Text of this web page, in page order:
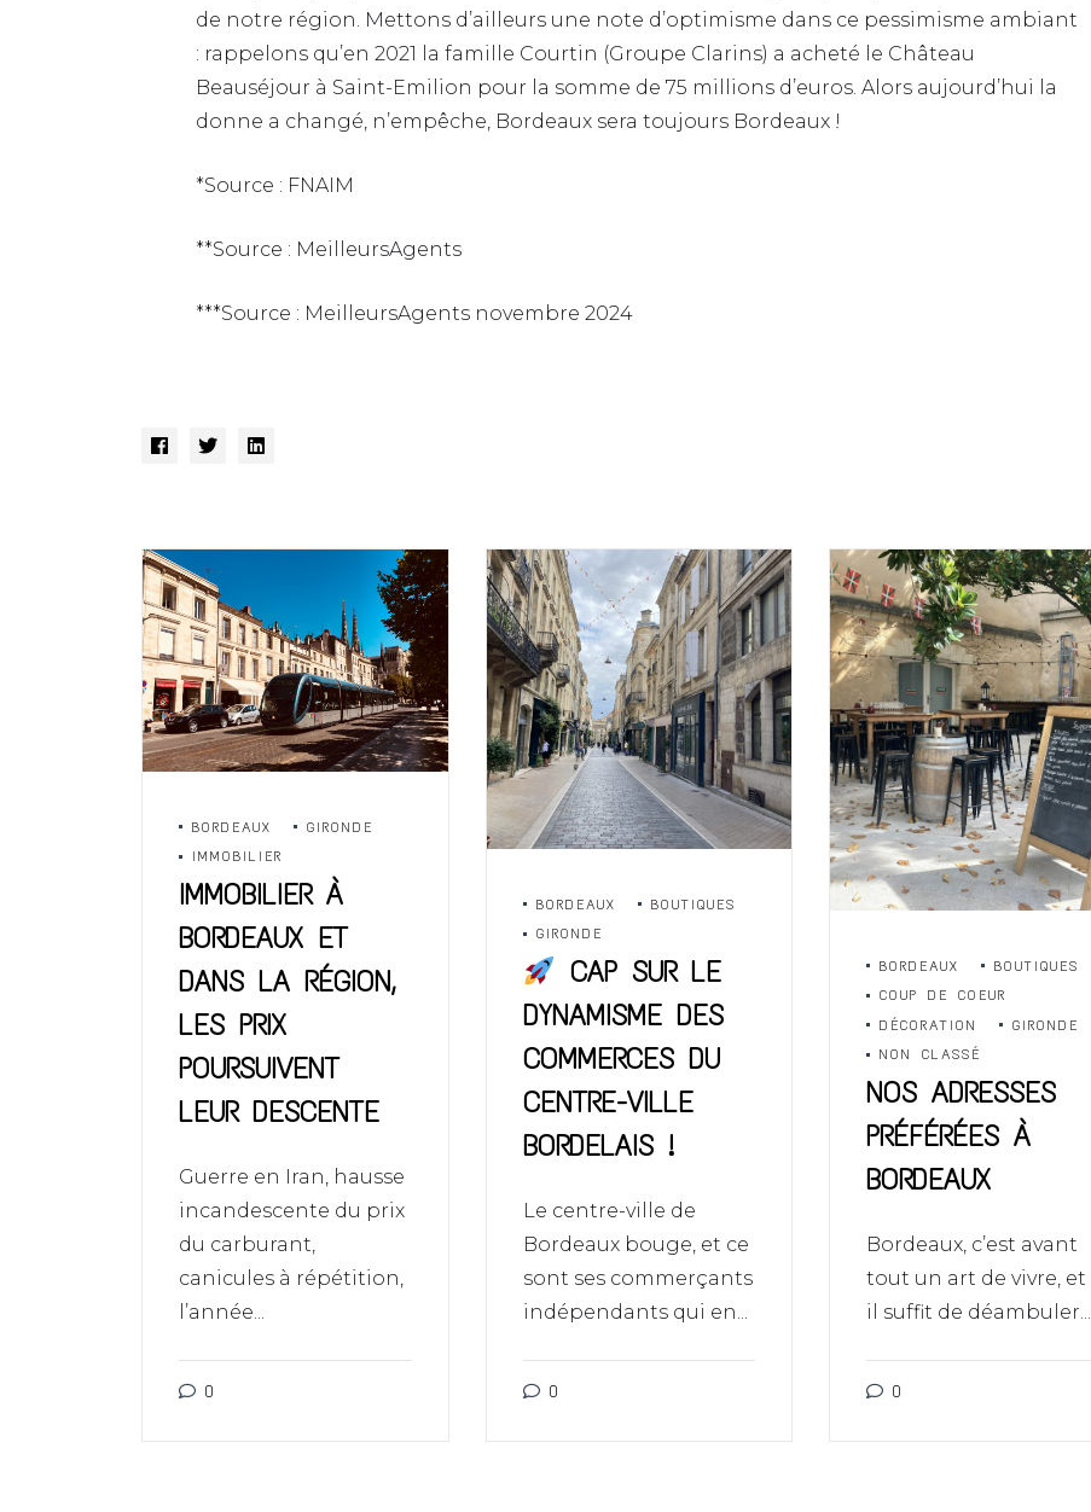
de notre région. Mettons d’ailleurs une note d’optimisme dans ce pessimisme ambiant
: rappelons qu’en 2021 la famille Courtin (Groupe Clarins) a acheté le Château
Beauséjour à Saint-Emilion pour la somme de 75 millions d’euros. Alors aujourd’hui la
donne a changé, n’empêche, Bordeaux sera toujours Bordeaux !
*Source : FNAIM
**Source : MeilleursAgents
***Source : MeilleursAgents novembre 2024
BORDEAUX
GIRONDE
IMMOBILIER
IMMOBILIER À
BORDEAUX ET
DANS LA RÉGION,
LES PRIX
POURSUIVENT
LEUR DESCENTE
Guerre en Iran, hausse
incandescente du prix
du carburant,
canicules à répétition,
l’année...
0
BORDEAUX
BOUTIQUES
GIRONDE
CAP SUR LE
DYNAMISME DES
COMMERCES DU
CENTRE-VILLE
BORDELAIS !
Le centre-ville de
Bordeaux bouge, et ce
sont ses commerçants
indépendants qui en...
0
BORDEAUX
BOUTIQUES
COUP DE COEUR
DÉCORATION
GIRONDE
NON CLASSÉ
NOS ADRESSES
PRÉFÉRÉES À
BORDEAUX
Bordeaux, c’est avant
tout un art de vivre, et
il suffit de déambuler...
0